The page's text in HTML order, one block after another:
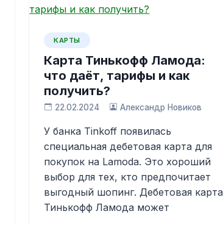
КАРТЫ
Карта Тинькофф Ламода:
что даёт, тарифы и как
получить?
22.02.2024 Александр Новиков
У банка Tinkoff появилась
специальная дебетовая карта для
покупок на Lamoda. Это хороший
выбор для тех, кто предпочитает
выгодный шопинг. Дебетовая карта
Тинькофф Ламода может